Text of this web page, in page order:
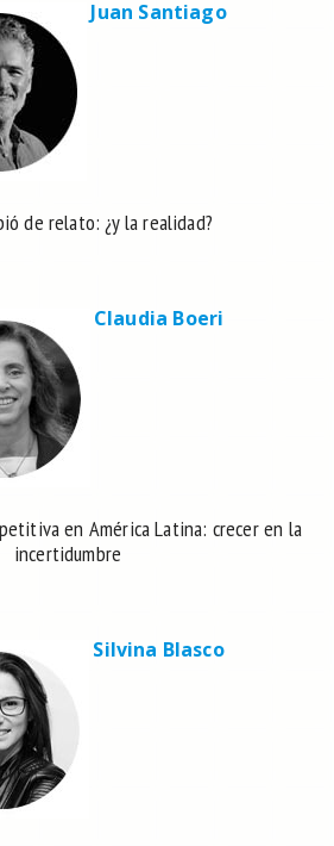
Juan Santiago
de relato: ¿y la realidad?
Claudia Boeri
en América Latina: crecer en la
incertidumbre
Silvina Blasco